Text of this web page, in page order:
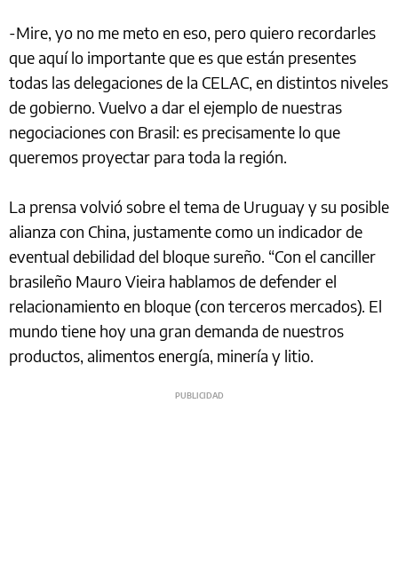
-Mire, yo no me meto en eso, pero quiero recordarles
que aquí lo importante que es que están presentes
todas las delegaciones de la CELAC, en distintos niveles
de gobierno. Vuelvo a dar el ejemplo de nuestras
negociaciones con Brasil: es precisamente lo que
queremos proyectar para toda la región.
La prensa volvió sobre el tema de Uruguay y su posible
alianza con China, justamente como un indicador de
eventual debilidad del bloque sureño. “Con el canciller
brasileño Mauro Vieira hablamos de defender el
relacionamiento en bloque (con terceros mercados). El
mundo tiene hoy una gran demanda de nuestros
productos, alimentos energía, minería y litio.